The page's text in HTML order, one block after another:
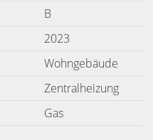
B
2023
Wohngebäude
Zentralheizung
Gas